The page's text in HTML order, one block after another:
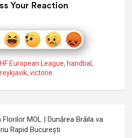
Your Reaction
European League, handbal ,
, victorie
MOL | Dunărea Brăila va
Rapid București